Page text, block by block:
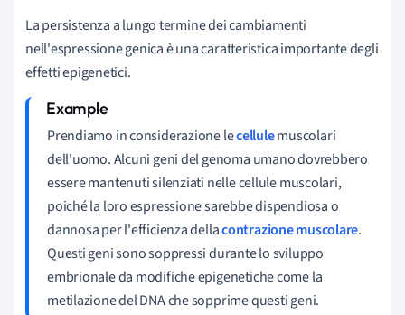
La persistenza a lungo termine dei cambiamenti
nell'espressione genica è una caratteristica importante degli
effetti epigenetici.
Prendiamo in considerazione lecellulemuscolari
dell'uomo. Alcuni geni del genoma umano dovrebbero
essere mantenuti silenziati nelle cellule muscolari,
poiché la loro espressione sarebbe dispendiosa o
dannosa per l'efficienza dellacontrazione muscolare.
Questi geni sono soppressi durante lo sviluppo
embrionale da modifiche epigenetiche come la
metilazione del DNA che sopprime questi geni.